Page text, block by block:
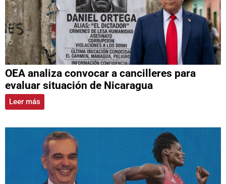
OEA analiza convocar a cancilleres para
evaluar situación de Nicaragua
Leer más